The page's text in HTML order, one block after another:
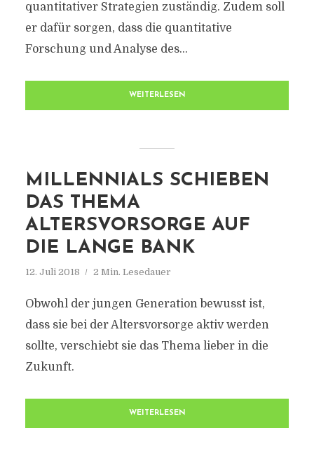
quantitativer Strategien zuständig. Zudem soll
er dafür sorgen, dass die quantitative
Forschung und Analyse des...
WEITERLESEN
MILLENNIALS SCHIEBEN
DAS THEMA
ALTERSVORSORGE AUF
DIE LANGE BANK
12. Juli 2018 2 Min. Lesedauer
Obwohl der jungen Generation bewusst ist,
dass sie bei der Altersvorsorge aktiv werden
sollte, verschiebt sie das Thema lieber in die
Zukunft.
WEITERLESEN